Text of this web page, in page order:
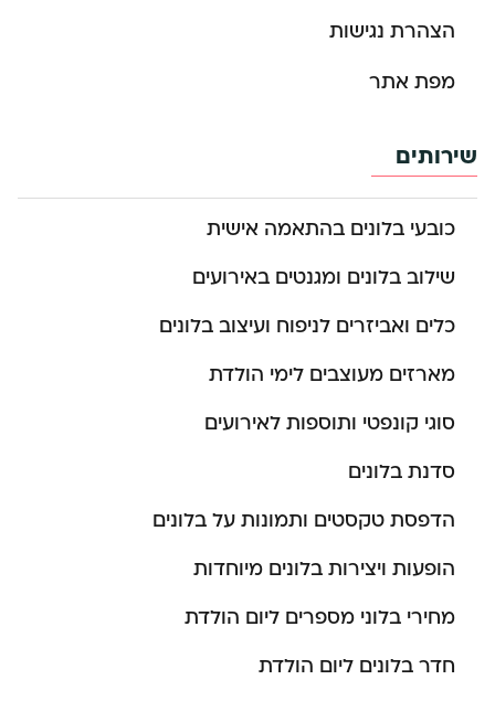
הצהרת נגישות
מפת אתר
שירותים
כובעי בלונים בהתאמה אישית
שילוב בלונים ומגנטים באירועים
כלים ואביזרים לניפוח ועיצוב בלונים
מארזים מעוצבים לימי הולדת
סוגי קונפטי ותוספות לאירועים
סדנת בלונים
הדפסת טקסטים ותמונות על בלונים
הופעות ויצירות בלונים מיוחדות
מחירי בלוני מספרים ליום הולדת
חדר בלונים ליום הולדת